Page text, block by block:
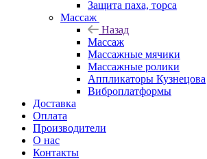
Защита паха, торса
Массаж
Назад
Массаж
Массажные мячики
Массажные ролики
Аппликаторы Кузнецова
Виброплатформы
Доставка
Оплата
Производители
О нас
Контакты